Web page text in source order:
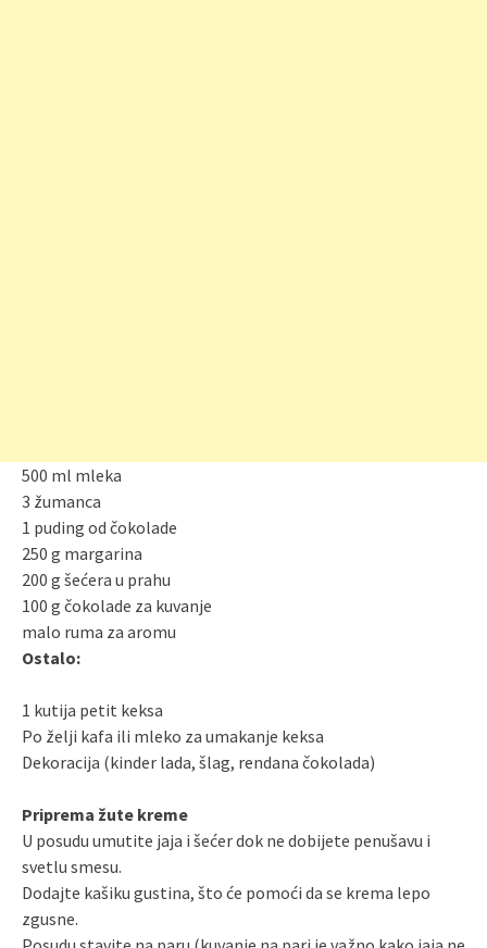
500 ml mleka
3 žumanca
1 puding od čokolade
250 g margarina
200 g šećera u prahu
100 g čokolade za kuvanje
malo ruma za aromu
Ostalo:
1 kutija petit keksa
Po želji kafa ili mleko za umakanje keksa
Dekoracija (kinder lada, šlag, rendana čokolada)
Priprema žute kreme
U posudu umutite jaja i šećer dok ne dobijete penušavu i
svetlu smesu.
Dodajte kašiku gustina, što će pomoći da se krema lepo
zgusne.